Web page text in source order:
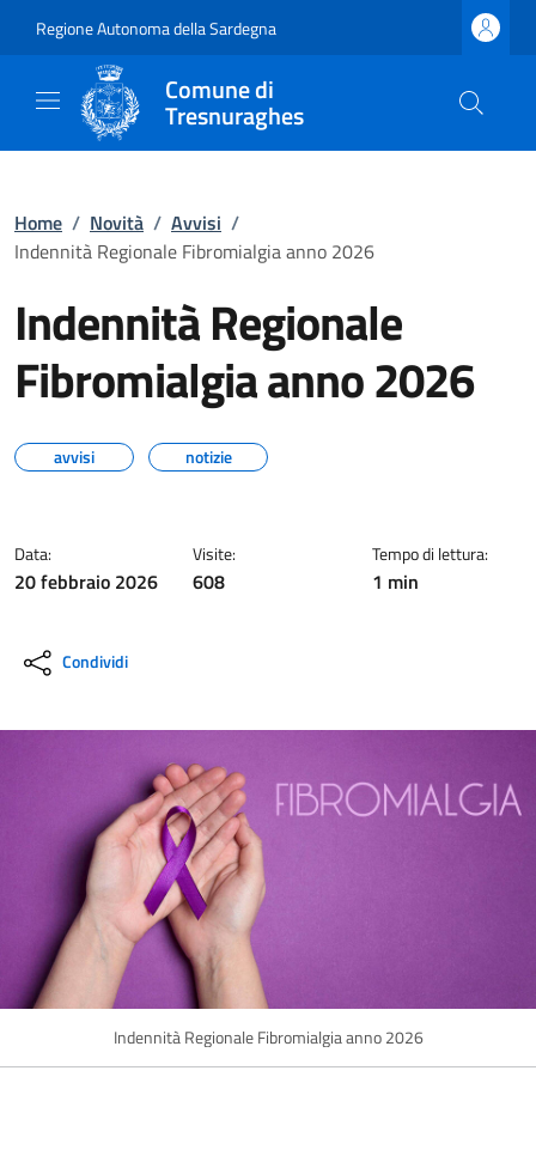
Regione Autonoma della Sardegna
Comune di
Tresnuraghes
Home / Novità / Avvisi /
Indennità Regionale Fibromialgia anno 2026
Indennità Regionale
Fibromialgia anno 2026
avvisi notizie
Data:
20 febbraio 2026
Visite:
608
Tempo di lettura:
1 min
Condividi
Indennità Regionale Fibromialgia anno 2026